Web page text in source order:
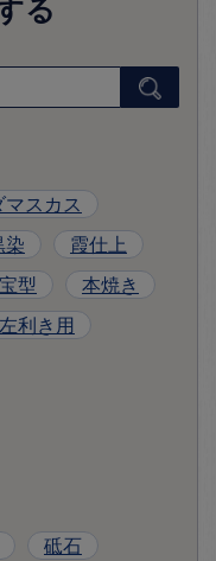
る
マスカス
染
霞仕上
型
本焼き
左利き用
砥石